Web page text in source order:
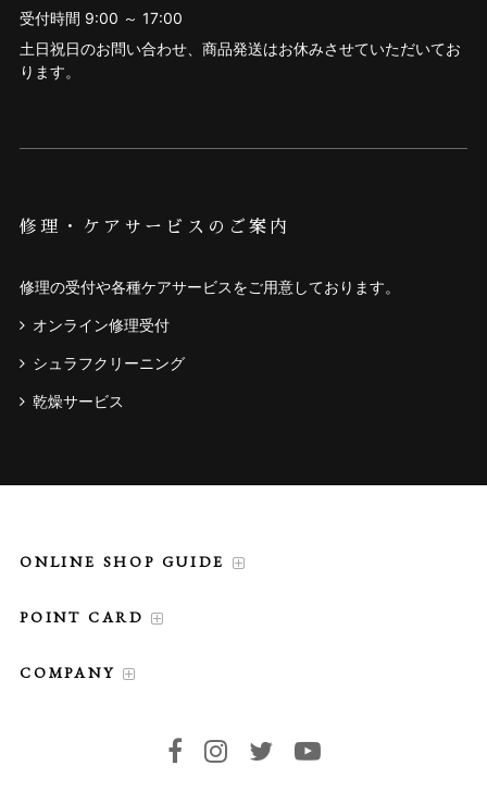
受付時間 9:00 ～ 17:00
土日祝日のお問い合わせ、商品発送はお休みさせていただいてお
ります。
修理・ケアサービスのご案内
修理の受付や各種ケアサービスをご用意しております。
オンライン修理受付
シュラフクリーニング
乾燥サービス
ONLINE SHOP GUIDE
POINT CARD
COMPANY